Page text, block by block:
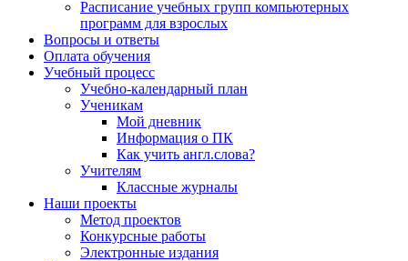
Расписание учебных групп компьютерных
программ для взрослых
Вопросы и ответы
Оплата обучения
Учебный процесс
Учебно-календарный план
Ученикам
Мой дневник
Информация о ПК
Как учить англ.слова?
Учителям
Классные журналы
Наши проекты
Метод проектов
Конкурсные работы
Электронные издания